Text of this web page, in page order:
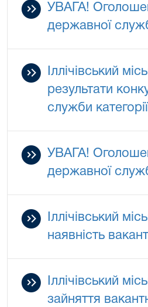
УВАГА!
державної
Іллічівський
результати
служби
УВАГА!
державної
Іллічівський
наявність
Іллічівський
зайняття